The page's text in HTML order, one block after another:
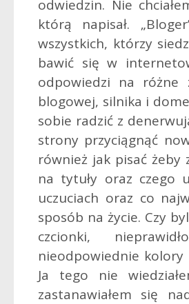
odwiedzin. Nie
którą napisał.
wszystkich, którzy
bawić się w
odpowiedzi na różne
blogowej, silnika i
sobie radzić z
strony przyciągnąć
również jak pisać żeby
na tytuły oraz czego
uczuciach oraz co
sposób na życie. Czy
czcionki,
nieodpowiednie kolory
Ja tego nie
zastanawiałem się